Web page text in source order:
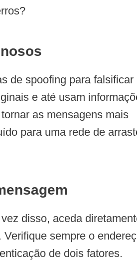
de spoofing para falsificar
e até usam
as mensagens mais
para uma rede de
disso, aceda
sempre o
de dois fatores.